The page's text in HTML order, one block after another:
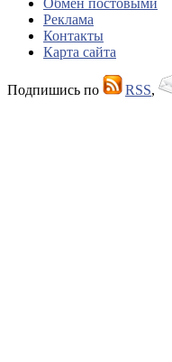
Обмен постовыми
Реклама
Контакты
Карта сайта
Подпишись по RSS,